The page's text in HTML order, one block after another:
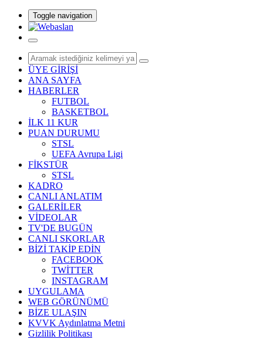
Toggle navigation
ÜYE GİRİŞİ
ANA SAYFA
HABERLER
FUTBOL
BASKETBOL
İLK 11 KUR
PUAN DURUMU
STSL
UEFA Avrupa Ligi
FİKSTÜR
STSL
KADRO
CANLI ANLATIM
GALERİLER
VİDEOLAR
TV'DE BUGÜN
CANLI SKORLAR
BİZİ TAKİP EDİN
FACEBOOK
TWİTTER
INSTAGRAM
UYGULAMA
WEB GÖRÜNÜMÜ
BİZE ULAŞIN
KVVK Aydınlatma Metni
Gizlilik Politikası